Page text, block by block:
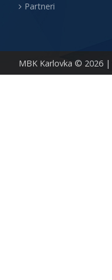
MBK Karlovka © 2026 |
Partneri